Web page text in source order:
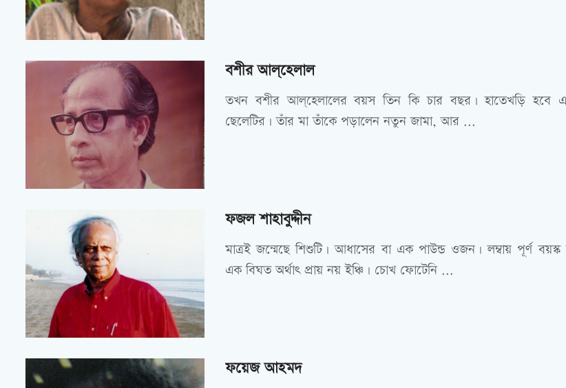
বশীর আল্‌হেলাল
তখন বশীর আল্‌হেলালের বয়স তিন কি চার বছর। হাতেখড়ি হবে
ছেলেটির। তাঁর মা তাঁকে পড়ালেন নতুন জামা, আর ...
ফজল শাহাবুদ্দীন
মাত্রই জন্মেছে শিশুটি। আধাসের বা এক পাউন্ড ওজন। লম্বায় পূর্ণ বয়স্ক
এক বিঘত অর্থাৎ প্রায় নয় ইঞ্চি। চোখ ফোটেনি ...
ফয়েজ আহমদ